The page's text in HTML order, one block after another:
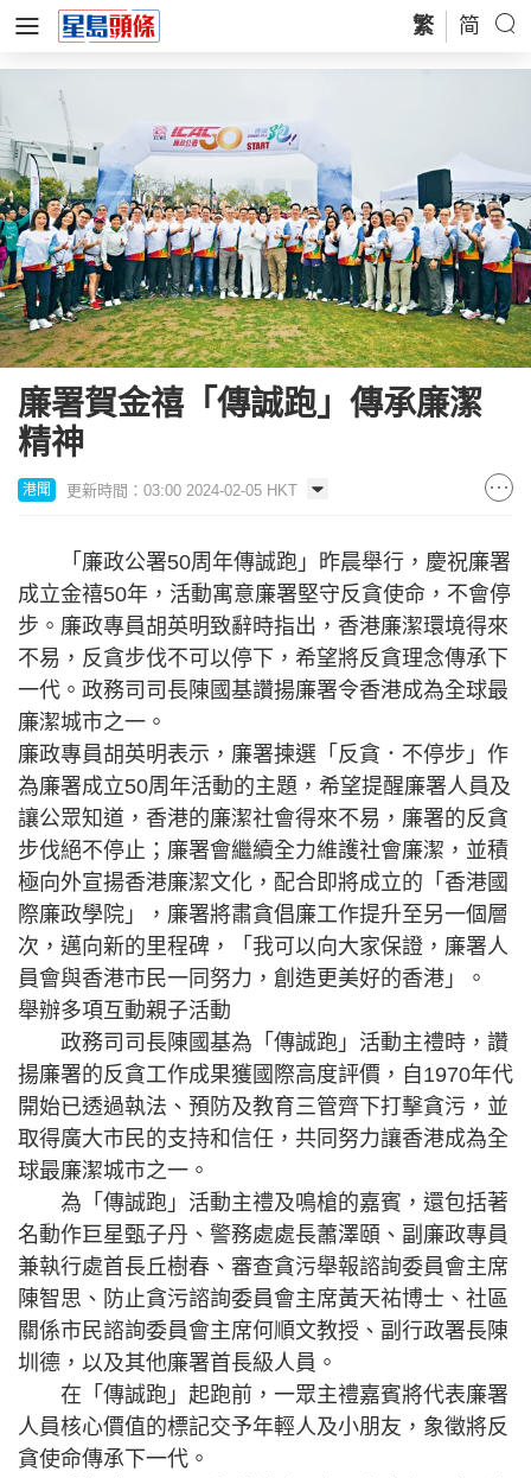
繁 简
廉署賀金禧「傳誠跑」傳承廉潔
精神
港聞 更新時間：03:00 2024-02-05 HKT
「廉政公署50周年傳誠跑」昨晨舉行，慶祝廉署
成立金禧50年，活動寓意廉署堅守反貪使命，不會停
步。廉政專員胡英明致辭時指出，香港廉潔環境得來
不易，反貪步伐不可以停下，希望將反貪理念傳承下
一代。政務司司長陳國基讚揚廉署令香港成為全球最
廉潔城市之一。
廉政專員胡英明表示，廉署揀選「反貪．不停步」作
為廉署成立50周年活動的主題，希望提醒廉署人員及
讓公眾知道，香港的廉潔社會得來不易，廉署的反貪
步伐絕不停止；廉署會繼續全力維護社會廉潔，並積
極向外宣揚香港廉潔文化，配合即將成立的「香港國
際廉政學院」，廉署將肅貪倡廉工作提升至另一個層
次，邁向新的里程碑，「我可以向大家保證，廉署人
員會與香港市民一同努力，創造更美好的香港」。
舉辦多項互動親子活動
政務司司長陳國基為「傳誠跑」活動主禮時，讚
揚廉署的反貪工作成果獲國際高度評價，自1970年代
開始已透過執法、預防及教育三管齊下打擊貪污，並
取得廣大市民的支持和信任，共同努力讓香港成為全
球最廉潔城市之一。
為「傳誠跑」活動主禮及鳴槍的嘉賓，還包括著
名動作巨星甄子丹、警務處處長蕭澤頤、副廉政專員
兼執行處首長丘樹春、審查貪污舉報諮詢委員會主席
陳智思、防止貪污諮詢委員會主席黃天祐博士、社區
關係市民諮詢委員會主席何順文教授、副行政署長陳
圳德，以及其他廉署首長級人員。
在「傳誠跑」起跑前，一眾主禮嘉賓將代表廉署
人員核心價值的標記交予年輕人及小朋友，象徵將反
貪使命傳承下一代。